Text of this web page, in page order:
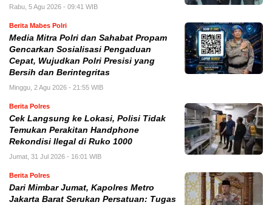
Rabu, 5 Agu 2026 - 09:41 WIB
Berita Mabes Polri
Media Mitra Polri dan Sahabat Propam
Gencarkan Sosialisasi Pengaduan
Cepat, Wujudkan Polri Presisi yang
Bersih dan Berintegritas
Minggu, 2 Agu 2026 - 21:55 WIB
Berita Polres
Cek Langsung ke Lokasi, Polisi Tidak
Temukan Perakitan Handphone
Rekondisi Ilegal di Ruko 1000
Jumat, 31 Jul 2026 - 16:01 WIB
Berita Polres
Dari Mimbar Jumat, Kapolres Metro
Jakarta Barat Serukan Persatuan: Tugas